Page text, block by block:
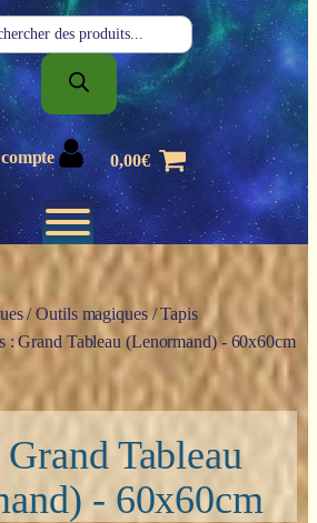
0,00€
/Outils magiques/Tapis
: Grand Tableau (Lenormand) - 60x60cm
Tableau
- 60x60cm